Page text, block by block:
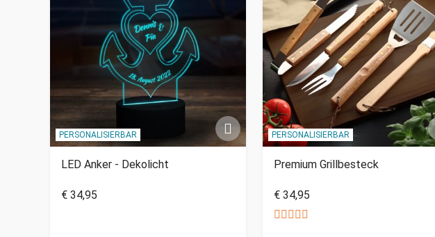
PERSONALISIERBAR
LED Anker - Dekolicht
€ 34,95
PERSONALISIERBAR
Premium Grillbesteck
€ 34,95